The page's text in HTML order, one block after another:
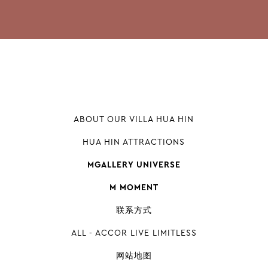
ABOUT OUR VILLA HUA HIN
HUA HIN ATTRACTIONS
MGALLERY UNIVERSE
M MOMENT
联系方式
ALL - ACCOR LIVE LIMITLESS
网站地图